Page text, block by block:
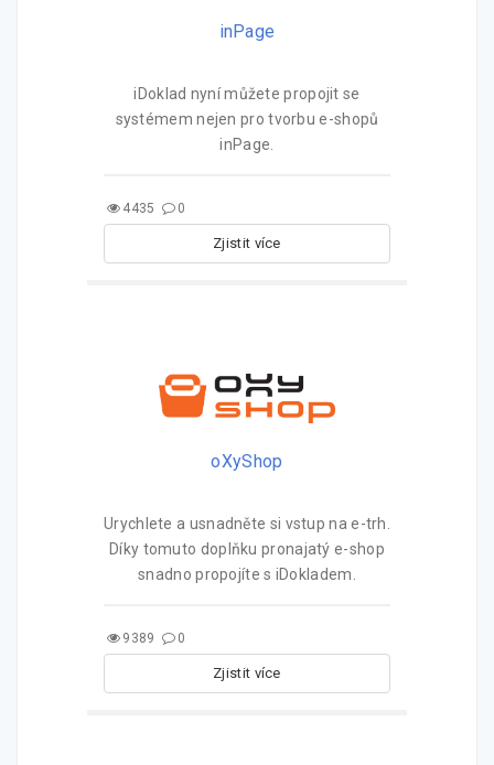
inPage
iDoklad nyní můžete propojit se
systémem nejen pro tvorbu e-shopů
inPage.
4435 0
Zjistit více
oXyShop
Urychlete a usnadněte si vstup na e-trh.
Díky tomuto doplňku pronajatý e-shop
snadno propojíte s iDokladem.
9389 0
Zjistit více